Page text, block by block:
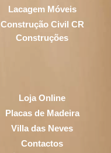
Lacagem Móveis
Construção Civil CR
Construções
Loja Online
Placas de Madeira
Villa das Neves
Contactos